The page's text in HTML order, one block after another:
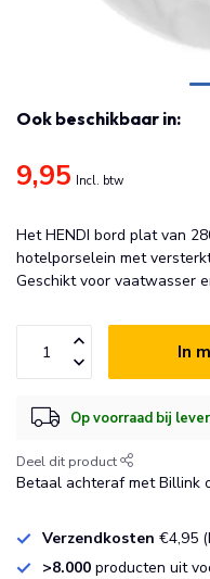
Ook beschikbaar in:
9,95 Incl. btw
Het HENDI bord plat van
hotelporselein met
Geschikt voor vaatwasser
In
Op voorraad bij
Deel dit product
Betaal achteraf met Billink
Verzendkosten €4,95
>8.000 producten uit